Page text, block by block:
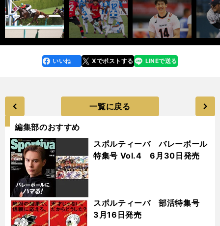
faceboo
k
いいね Xでポストする
line LINEで送る
一覧に戻る
編集部のおすすめ
スポルティーバ バレーボール
特集号 Vol.4 6月30日発売
スポルティーバ 部活特集号
3月16日発売